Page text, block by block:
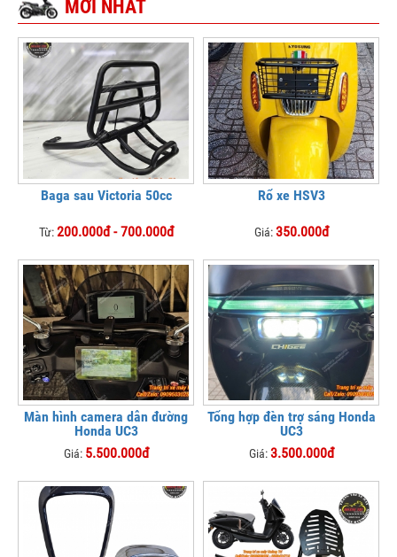
MỚI NHẤT
Baga sau Victoria 50cc
Từ:200.000đ - 700.000đ
Rổ xe HSV3
Giá:350.000đ
Màn hình camera dẫn đường
Honda UC3
Giá: 5.500.000đ
Tổng hợp đèn trợ sáng Honda
UC3
Giá:3.500.000đ